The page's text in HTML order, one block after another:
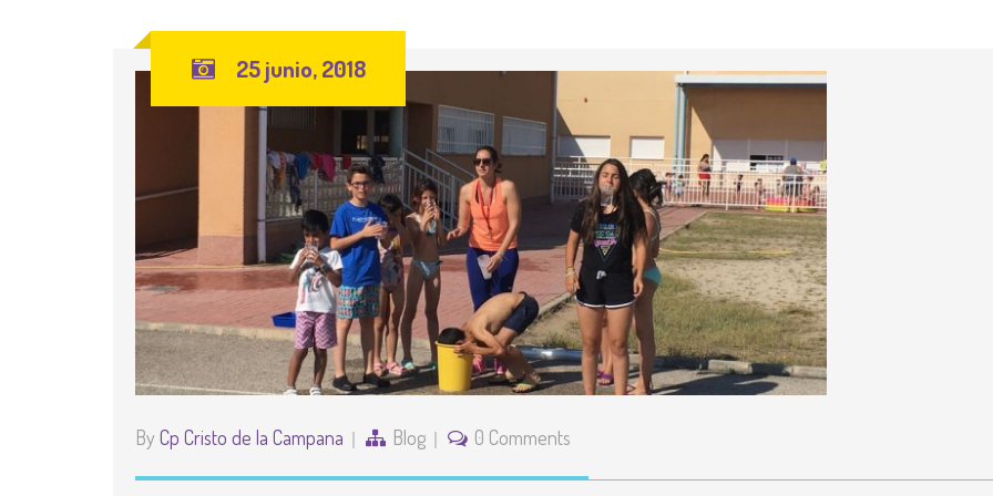
Líneas básicas del
Teléfonos y correos de
contacto
Listado y precio de
todas las actividades
Resultados pruebas
externas
25 junio, 2018
By Cp Cristo de la Campana Blog 0 Comments